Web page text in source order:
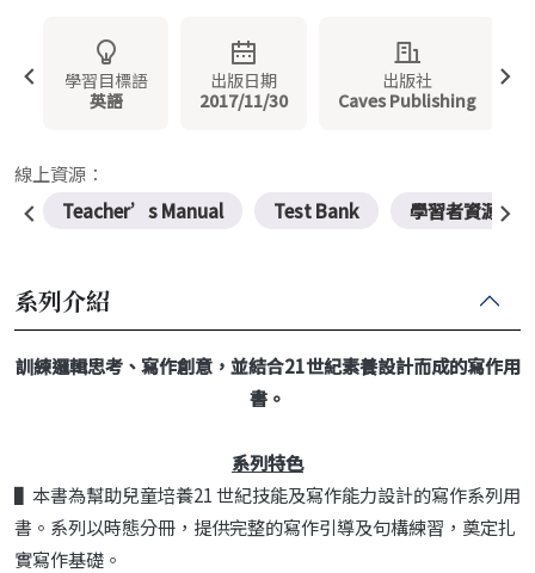
學習目標語
英語
出版日期
2017/11/30
出版社
Caves Publishing
線上資源：
Teacher’s Manual
Test Bank 學習者資源
系列介紹
訓練邏輯思考、寫作創意，並結合21世紀素養設計而成的寫作用
書。
系列特色
▌本書為幫助兒童培養21 世紀技能及寫作能力設計的寫作系列用
書。系列以時態分冊，提供完整的寫作引導及句構練習，奠定扎
實寫作基礎。